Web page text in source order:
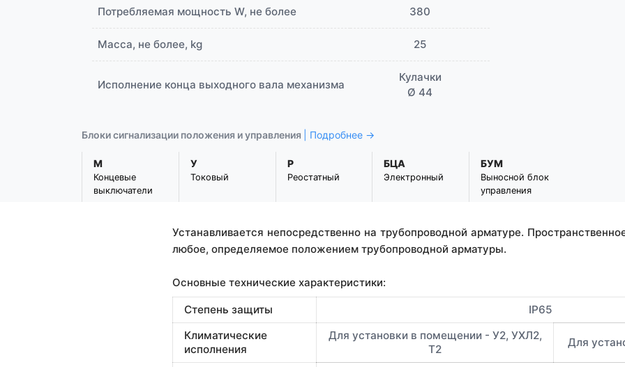
Потребляемая мощность W, не более 380
Масса, не более, kg 25
Исполнение конца выходного вала механизма
Кулачки
Ø 44
Блоки сигнализации положения и управления | Подробнее →
М
Концевые
выключатели
У
Токовый
Р
Реостатный
БЦА
Электронный
БУМ
Выносной блок
управления
Устанавливается непосредственно на трубопроводной арматуре.
любое, определяемое положением трубопроводной арматуры.
Основные технические характеристики:
Степень защиты
IP65
Климатические
исполнения
Для установки в помещении - У2, УХЛ2,
Т2
Для